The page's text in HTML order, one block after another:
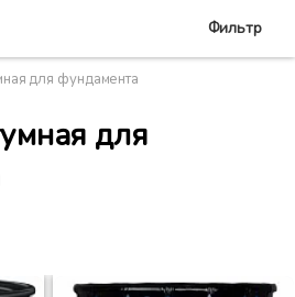
для фундамента
для
Фильтр